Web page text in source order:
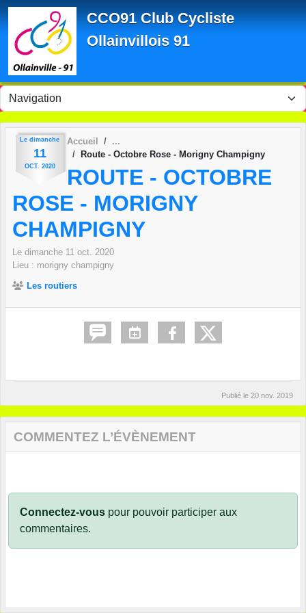
CCO91 Club Cycliste
Ollainvillois 91
Le dimanche
11
OCT. 2020
Accueil
Route - Octobre Rose - Morigny Champigny
ROUTE - OCTOBRE
ROSE - MORIGNY
CHAMPIGNY
Le dimanche 11 oct. 2020
Lieu : morigny champigny
Les routiers
Publié le 20 nov. 2019
COMMENTEZ L’ÉVÈNEMENT
Connectez-vous pour pouvoir participer aux
commentaires.
Panneau de gestion des cookies